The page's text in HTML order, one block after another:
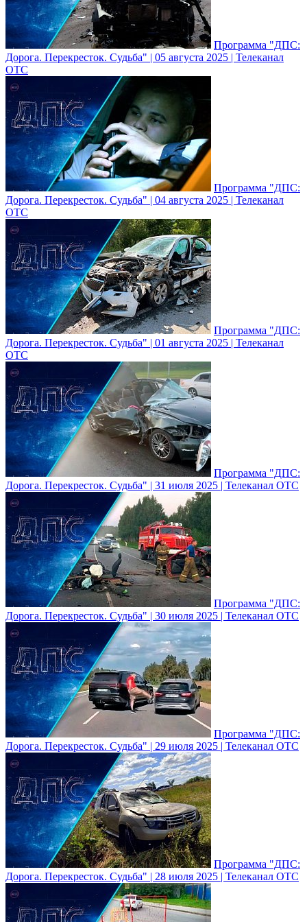
Программа "ДПС:
Дорога. Перекресток. Судьба" | 05 августа 2025 | Телеканал
ОТС
Программа "ДПС:
Дорога. Перекресток. Судьба" | 04 августа 2025 | Телеканал
ОТС
Программа "ДПС:
Дорога. Перекресток. Судьба" | 01 августа 2025 | Телеканал
ОТС
Программа "ДПС:
Дорога. Перекресток. Судьба" | 31 июля 2025 | Телеканал ОТС
Программа "ДПС:
Дорога. Перекресток. Судьба" | 30 июля 2025 | Телеканал ОТС
Программа "ДПС:
Дорога. Перекресток. Судьба" | 29 июля 2025 | Телеканал ОТС
Программа "ДПС:
Дорога. Перекресток. Судьба" | 28 июля 2025 | Телеканал ОТС